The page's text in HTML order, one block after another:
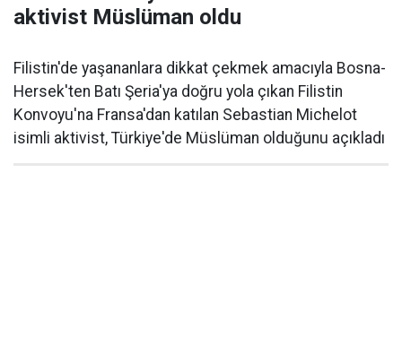
aktivist Müslüman oldu
Filistin'de yaşananlara dikkat çekmek amacıyla Bosna-
Hersek'ten Batı Şeria'ya doğru yola çıkan Filistin
Konvoyu'na Fransa'dan katılan Sebastian Michelot
isimli aktivist, Türkiye'de Müslüman olduğunu açıkladı